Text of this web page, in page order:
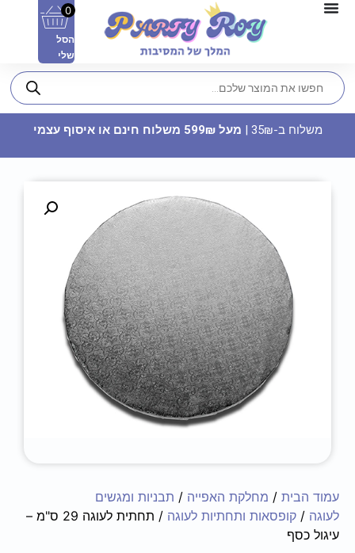
נר יום הולדת מספר 3
4.90₪
0
הסל
שלי
משלוח ב-35₪ | מעל 599₪ משלוח חינם או איסוף עצמי
עמוד הבית / מחלקת האפייה / תבניות ומגשים
לעוגה / קופסאות ותחתיות לעוגה
/ תחתית לעוגה 29 ס"מ –
עיגול כסף